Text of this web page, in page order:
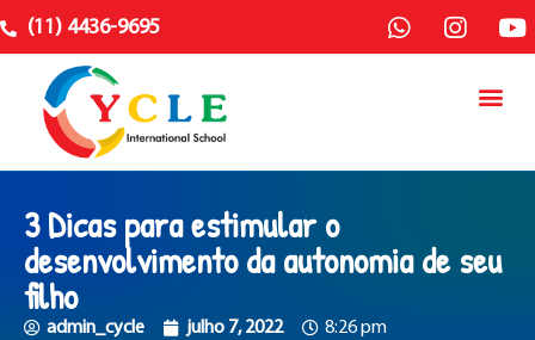
(11) 4436-9695
3 Dicas para estimular o
desenvolvimento da autonomia de seu
filho
admin_cycle julho 7, 2022 8:26 pm